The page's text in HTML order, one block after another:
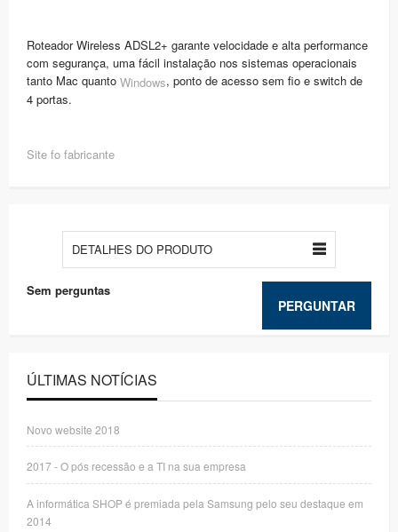
Roteador Wireless ADSL2+ garante velocidade e alta performance
com segurança, uma fácil instalação nos sistemas operacionais
tanto Mac quanto Windows, ponto de acesso sem fio e switch de
4 portas.
Site fo fabricante
DETALHES DO PRODUTO
PERGUNTAR
Sem perguntas
ÚLTIMAS NOTÍCIAS
Novo website 2018
2017 - O pós recessão e a TI na sua empresa
A informática SHOP é premiada pela Samsung pelo seu destaque em
2014